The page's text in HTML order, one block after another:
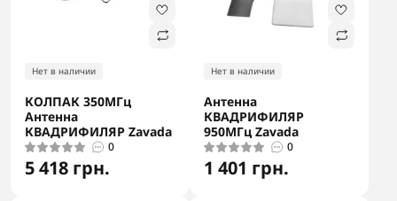
Нет в наличии
КОЛПАК 350МГц
Антенна
КВАДРИФИЛЯР Zavada
0
5 418 грн.
Нет в наличии
Антенна
КВАДРИФИЛЯР
950МГц Zavada
0
1 401 грн.